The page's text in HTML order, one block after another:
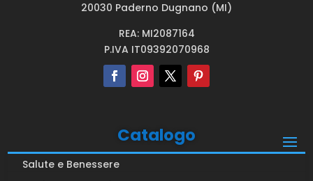
20030 Paderno Dugnano (MI)
REA: MI2087164
P.IVA IT09392070968
Catalogo
Salute e Benessere